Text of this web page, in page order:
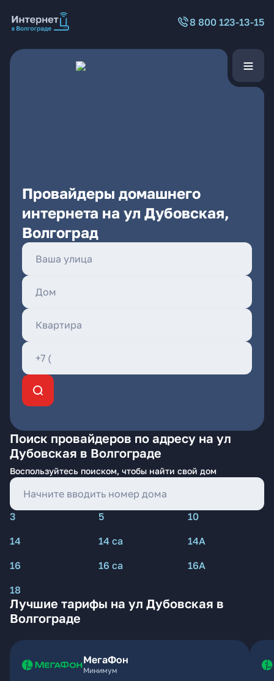
8 800 123-13-15
Провайдеры домашнего
интернета на ул Дубовская,
Волгоград
Поиск провайдеров по адресу на ул
Дубовская в Волгограде
Воспользуйтесь поиском, чтобы найти свой дом
3 5
10
14
14 са
14А
16
16 са
16А
18
Лучшие тарифы на ул Дубовская в
Волгограде
МегаФон
Минимум